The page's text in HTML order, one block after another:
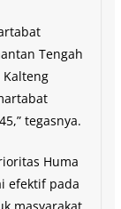
Tengah
tegasnya.
Huma
efektif pada